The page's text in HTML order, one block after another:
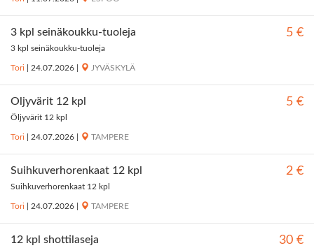
3 kpl seinäkoukku-tuoleja 5 €
3 kpl seinäkoukku-tuoleja
Tori 24.07.2026 JYVÄSKYLÄ
Öljyvärit 12 kpl 5 €
Öljyvärit 12 kpl
Tori 24.07.2026 TAMPERE
Suihkuverhorenkaat 12 kpl 2 €
Suihkuverhorenkaat 12 kpl
Tori 24.07.2026 TAMPERE
12 kpl shottilaseja 30 €